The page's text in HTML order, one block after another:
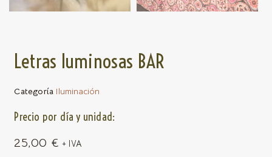
Letras luminosas BAR
Categoría Iluminación
Precio por día y unidad:
25,00 € + IVA